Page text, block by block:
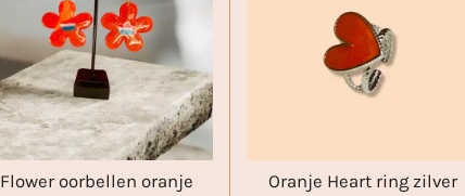
Flower oorbellen oranje Oranje Heart ring zilver